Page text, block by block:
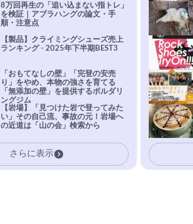
8万回再生の「追い込まない指トレ」
を検証｜アブラハングの論文・手
順・注意点
【製品】クライミングシューズ売上
ランキング - 2025年下半期BEST3
「おもてなしの壁」「完登の安売
り」をやめ、本物の強さを育てる
「無添加の壁」を提供するボルダリ
ングジム
【岩場】「見つけた岩で登ってみた
い」その自己流、事故の元！岩場へ
の近道は「山の会」検索から
さらに表示